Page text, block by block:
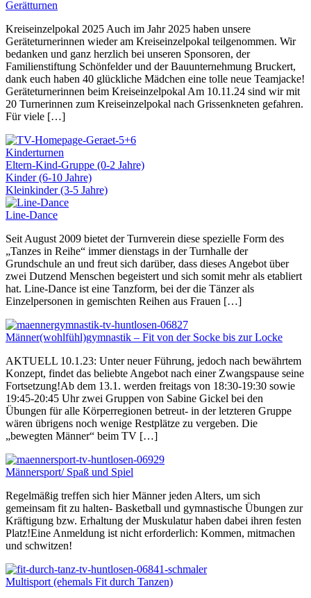
Gerätturnen
Kreiseinzelpokal 2025 Auch im Jahr 2025 haben unsere
Geräteturnerinnen wieder am Kreiseinzelpokal teilgenommen. Wir
bedanken und ganz herzlich bei unseren Sponsoren, der
Familienstiftung Schönfelder und der Bauunternehmung Bruckert,
dank euch haben 40 glückliche Mädchen eine tolle neue Teamjacke!
Geräteturnerinnen beim Kreiseinzelpokal Am 10.11.24 sind wir mit
20 Turnerinnen zum Kreiseinzelpokal nach Grissenkneten gefahren.
Für viele […]
Kinderturnen
Eltern-Kind-Gruppe (0-2 Jahre)
Kinder (6-10 Jahre)
Kleinkinder (3-5 Jahre)
Line-Dance
Seit August 2009 bietet der Turnverein diese spezielle Form des
„Tanzes in Reihe“ immer dienstags in der Turnhalle der
Grundschule an und freut sich darüber, dass dieses Angebot über
zwei Dutzend Menschen begeistert und sich somit mehr als etabliert
hat. Line-Dance ist eine Tanzform, bei der die Tänzer als
Einzelpersonen in gemischten Reihen aus Frauen […]
Männer(wohlfühl)gymnastik – Fit von der Socke bis zur Locke
AKTUELL 10.1.23: Unter neuer Führung, jedoch nach bewährtem
Konzept, findet das beliebte Angebot nach einer Zwangspause seine
Fortsetzung!Ab dem 13.1. werden freitags von 18:30-19:30 sowie
19:45-20:45 Uhr zwei Gruppen von Sabine Gickel bei den
Übungen für alle Körperregionen betreut- in der letzteren Gruppe
wären übrigens noch wenige Restplätze zu vergeben. Die
„bewegten Männer“ beim TV […]
Männersport/ Spaß und Spiel
Regelmäßig treffen sich hier Männer jeden Alters, um sich
gemeinsam fit zu halten- Basketball und gymnastische Übungen zur
Kräftigung bzw. Erhaltung der Muskulatur haben dabei ihren festen
Platz!Eine Anmeldung ist nicht erforderlich: Kommen, mitmachen
und schwitzen!
Multisport (ehemals Fit durch Tanzen)